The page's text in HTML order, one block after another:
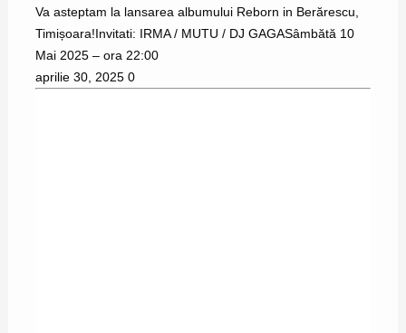
Va asteptam la lansarea albumului Reborn in Berărescu,
Timișoara!Invitati: IRMA / MUTU / DJ GAGASâmbătă 10
Mai 2025 – ora 22:00
aprilie 30, 2025 0